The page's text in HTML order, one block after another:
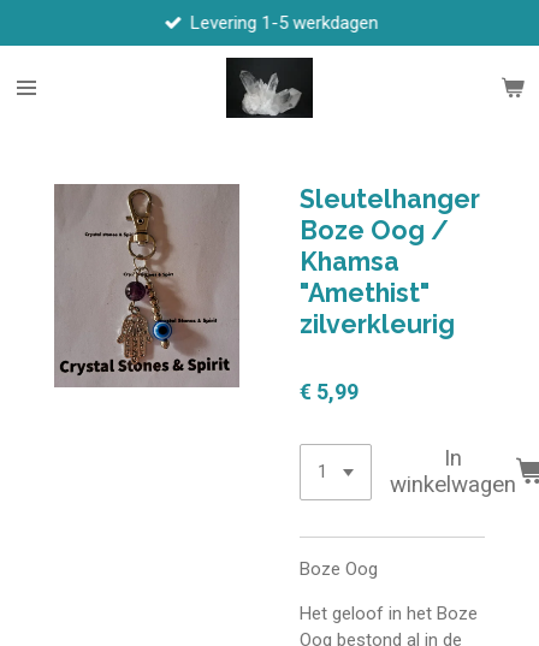
direct
naar
Levering 1-5 werkdagen
Sleutelhanger
Boze Oog /
Khamsa
"Amethist"
zilverkleurig
€ 5,99
In
winkelwagen
Boze Oog
Het geloof in het Boze
Oog bestond al in de